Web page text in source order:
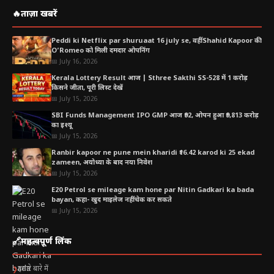
Table of Contents
Direct Tax Reforms 2026-27|केंद्र सरकार ने निवेश को
बढ़ावा देने के लिए प्रमुख प्रत्यक्ष कर (Direct Tax) सुधार पूरे
किए
1. वैकल्पिक निवेश कोष (AIFs) के लिए कर स्पष्टता
2. घरेलू स्टार्टअप और विनिर्माण (Manufacturing) को
बढ़ावा
3. बुनियादी ढांचा और वित्तीय सेवाओं के लिए समर्थन
4. व्यक्तिगत करदाताओं (Individual Taxpayers) के
लिए राहत
🔥ताज़ा खबरें
Peddi ki Netflix par shuruaat 16 july se, वहीं Shahid Kapoor की
O’Romeo को मिली दमदार ओपनिंग
📅 July 16, 2026
Kerala Lottery Result आज | Sthree Sakthi SS-528 में 1 करोड़
किसने जीता, पूरी लिस्ट देखें
📅 July 15, 2026
SBI Funds Management IPO GMP आज ₹92, ओपन हुआ ₹9,813 करोड़
का इश्यू
📅 July 15, 2026
Ranbir kapoor ne pune mein kharidi ₹16.42 karod ki 25 ekad
zameen, अयोध्या के बाद नया निवेश
📅 July 15, 2026
E20 Petrol se mileage kam hone par Nitin Gadkari ka bada
bayan, कहा- खुद माइलेज नहीं चेक कर सकते
📅 July 15, 2026
🔗महत्वपूर्ण लिंक
❯हमारे बारे में